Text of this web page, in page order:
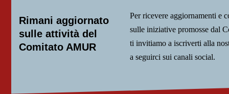
Rimani aggiornato
sulle attività del
Comitato AMUR
Per ricevere aggiornamenti e
sulle iniziative promosse dal
ti invitiamo a iscriverti alla
a seguirci sui canali social.